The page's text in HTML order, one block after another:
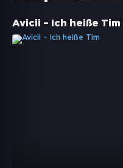
Avicii – Ich heiße Tim